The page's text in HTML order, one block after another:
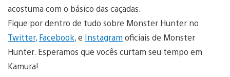
acostuma com o básico das caçadas.
Fique por dentro de tudo sobre Monster Hunter no
Twitter, Facebook, e Instagram oficiais de Monster
Hunter. Esperamos que vocês curtam seu tempo em
Kamura!